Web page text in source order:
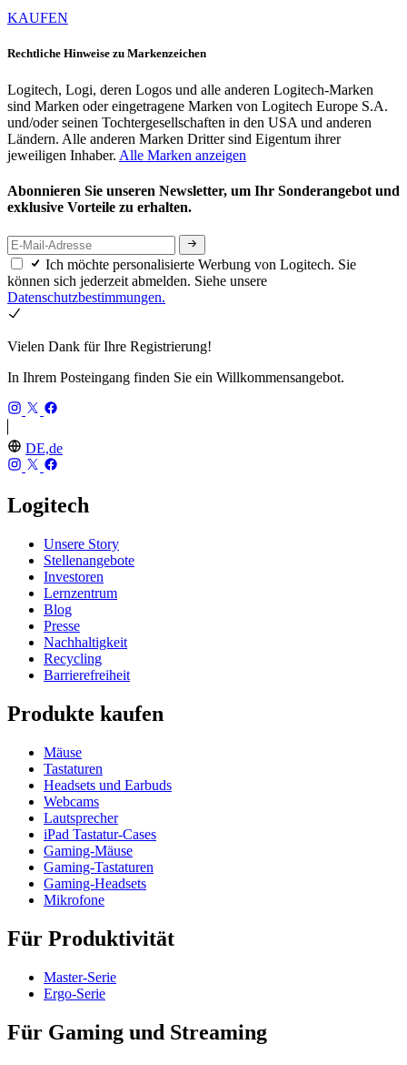
KAUFEN
Rechtliche Hinweise zu Markenzeichen
Logitech, Logi, deren Logos und alle anderen Logitech-Marken
sind Marken oder eingetragene Marken von Logitech Europe S.A.
und/oder seinen Tochtergesellschaften in den USA und anderen
Ländern. Alle anderen Marken Dritter sind Eigentum ihrer
jeweiligen Inhaber. Alle Marken anzeigen
Abonnieren Sie unseren Newsletter, um Ihr Sonderangebot und
exklusive Vorteile zu erhalten.
Ich möchte personalisierte Werbung von Logitech. Sie
können sich jederzeit abmelden. Siehe unsere
Datenschutzbestimmungen.
Vielen Dank für Ihre Registrierung!
In Ihrem Posteingang finden Sie ein Willkommensangebot.
DE,de
Logitech
Unsere Story
Stellenangebote
Investoren
Lernzentrum
Blog
Presse
Nachhaltigkeit
Recycling
Barrierefreiheit
Produkte kaufen
Mäuse
Tastaturen
Headsets und Earbuds
Webcams
Lautsprecher
iPad Tastatur-Cases
Gaming-Mäuse
Gaming-Tastaturen
Gaming-Headsets
Mikrofone
Für Produktivität
Master-Serie
Ergo-Serie
Für Gaming und Streaming